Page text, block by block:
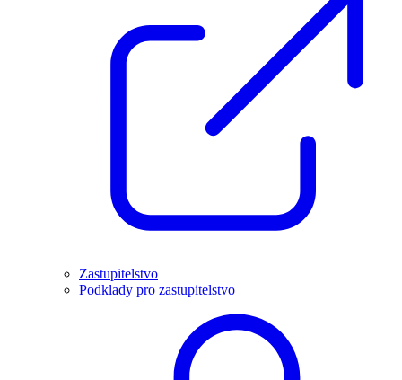
Zastupitelstvo
Podklady pro zastupitelstvo